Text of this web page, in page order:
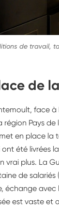
de
de
face
région Pays
en place la
été livrées
vrai plus. La
de salariés
échange avec
est vaste et